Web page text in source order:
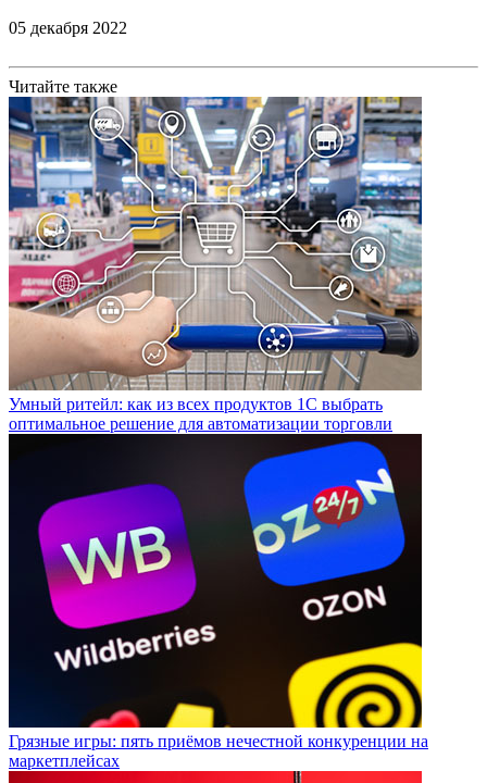
05 декабря 2022
Читайте также
Умный ритейл: как из всех продуктов 1С выбрать
оптимальное решение для автоматизации торговли
Грязные игры: пять приёмов нечестной конкуренции на
маркетплейсах